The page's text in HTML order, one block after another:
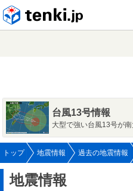
台風13号情報
大型で強い台風13号が
トップ 地震情報 過去の地震情報
地震情報